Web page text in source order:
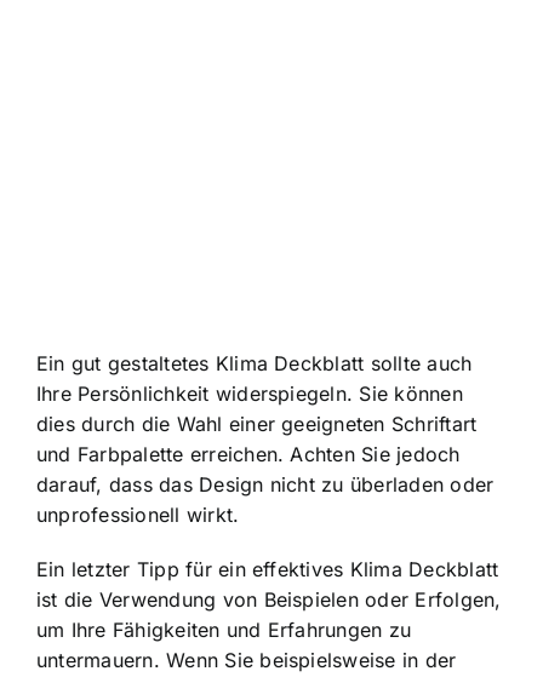
Ein gut gestaltetes Klima Deckblatt sollte auch
Ihre Persönlichkeit widerspiegeln. Sie können
dies durch die Wahl einer geeigneten Schriftart
und Farbpalette erreichen. Achten Sie jedoch
darauf, dass das Design nicht zu überladen oder
unprofessionell wirkt.
Ein letzter Tipp für ein effektives Klima Deckblatt
ist die Verwendung von Beispielen oder Erfolgen,
um Ihre Fähigkeiten und Erfahrungen zu
untermauern. Wenn Sie beispielsweise in der